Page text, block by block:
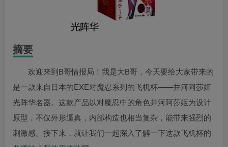
摘要
欢迎来到B哥情报局！我是大B哥，今天要给大家带来的
是一款来自日本的EXE对魔忍系列的飞机杯——井河阿莎姬
光阵华名器。这款产品以对魔忍中的角色井河阿莎姬为设计
原型，不仅外形逼真，内部构造也相当复杂，能带来强烈的
刺激感。接下来，就让我们一起深入了解一下这款飞机杯的